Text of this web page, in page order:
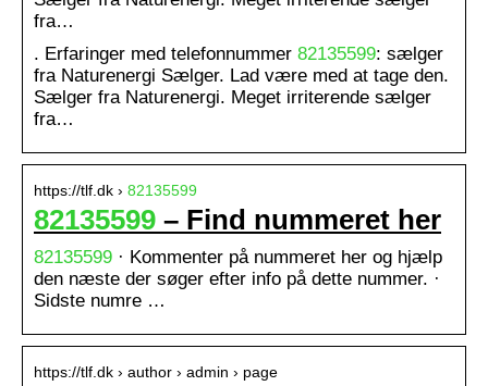
fra…
. Erfaringer med telefonnummer 82135599: sælger
fra Naturenergi Sælger. Lad være med at tage den.
Sælger fra Naturenergi. Meget irriterende sælger
fra…
https://tlf.dk › 82135599
82135599 – Find nummeret her
82135599 · Kommenter på nummeret her og hjælp
den næste der søger efter info på dette nummer. ·
Sidste numre …
https://tlf.dk › author › admin › page